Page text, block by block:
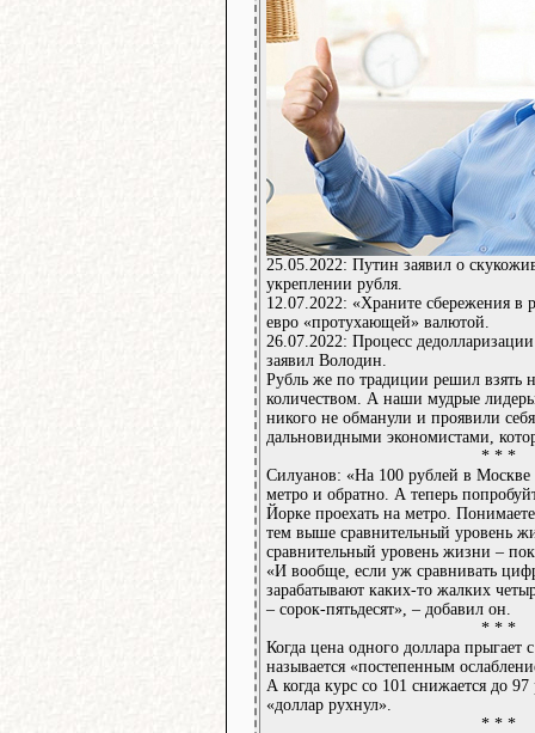
25.05.2022: Путин заявил о
укреплении рубля.
12.07.2022: «Храните сбережения в
евро «протухающей» валютой.
26.07.2022: Процесс
заявил Володин.
Рубль же по традиции решил взять
количеством. А наши мудрые
никого не обманули и проявили
дальновидными экономистами,
* * *
Силуанов: «На 100 рублей в Москве
метро и обратно. А теперь
Йорке проехать на метро.
тем выше сравнительный уровень
сравнительный уровень жизни –
«И вообще, если уж сравнивать
зарабатывают каких-то жалких
– сорок-пятьдесят», – добавил он.
* * *
Когда цена одного доллара прыгает
называется «постепенным
А когда курс со 101 снижается до 97
«доллар рухнул».
* * *